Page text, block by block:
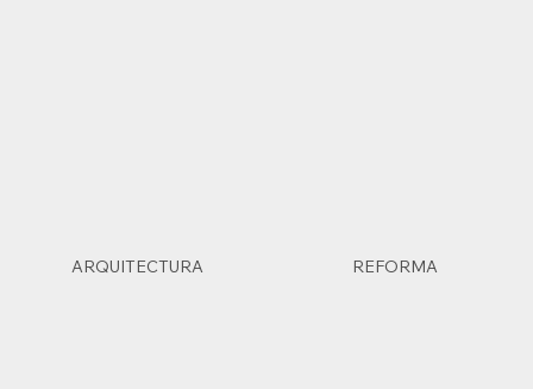
ARQUITECTURA REFORMA